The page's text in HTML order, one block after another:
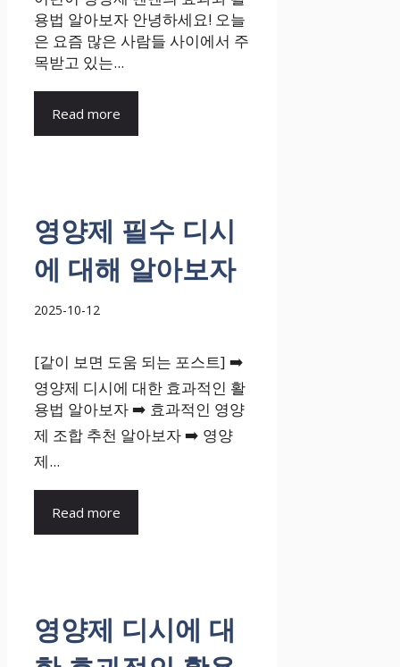
용법 알아보자 안녕하세요! 오늘
은 요즘 많은 사람들 사이에서 주
목받고 있는...
Read more
영양제 필수 디시
에 대해 알아보자
2025-10-12
[같이 보면 도움 되는 포스트] ➡️
영양제 디시에 대한 효과적인 활
용법 알아보자 ➡️ 효과적인 영양
제 조합 추천 알아보자 ➡️ 영양
제...
Read more
영양제 디시에 대